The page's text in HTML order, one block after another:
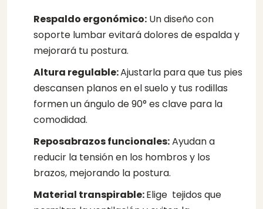
Respaldo ergonómico: Un diseño con
soporte lumbar evitará dolores de espalda y
mejorará tu postura.
Altura regulable:Ajustarla para que tus pies
descansen planos en el suelo y tus rodillas
formen un ángulo de 90° es clave para la
comodidad.
Reposabrazos funcionales:Ayudan a
reducir la tensión en los hombros y los
brazos, mejorando la postura.
Material transpirable:Elige tejidos que